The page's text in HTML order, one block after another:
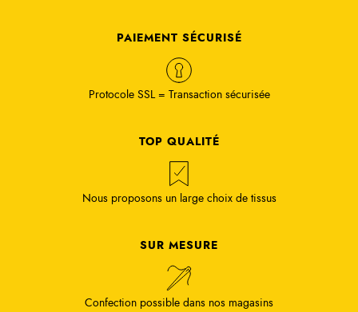
PAIEMENT SÉCURISÉ
Protocole SSL = Transaction sécurisée
TOP QUALITÉ
Nous proposons un large choix de tissus
SUR MESURE
Confection possible dans nos magasins